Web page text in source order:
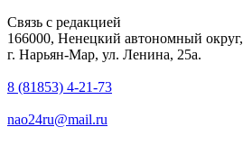
Связь с редакцией
166000, Ненецкий автономный округ,
г. Нарьян-Мар, ул. Ленина, 25а.
8 (81853) 4-21-73
nao24ru@mail.ru